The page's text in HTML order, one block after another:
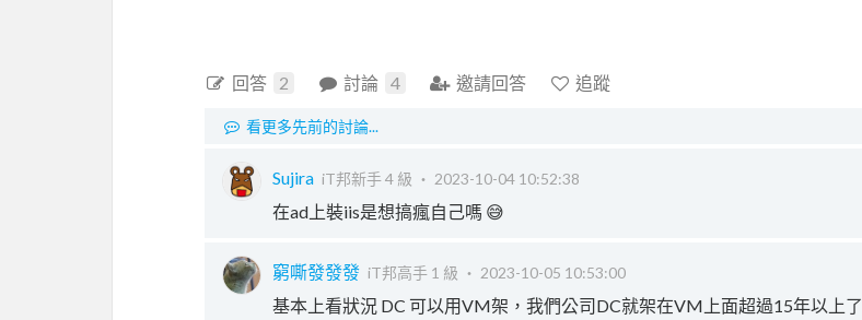
回答 2 討論 4 邀請回答 追蹤
看更多先前的討論...
Sujira iT邦新手 4 級 ‧ 2023-10-04 10:52:38
在ad上裝iis是想搞瘋自己嗎 😅
窮嘶發發發 iT邦高手 1 級 ‧ 2023-10-05 10:53:00
基本上看狀況 DC 可以用VM架，我們公司DC就架在VM上面超過15年以上了